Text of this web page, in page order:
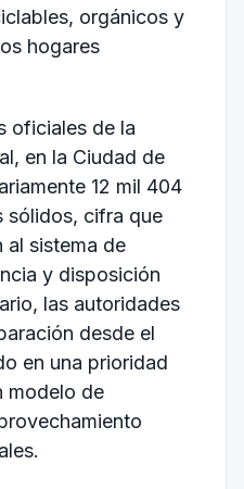
orgánicos y
hogares
oficiales de la
en la Ciudad de
12 mil 404
sólidos, cifra que
al sistema de
y disposición
las autoridades
desde el
en una prioridad
modelo de